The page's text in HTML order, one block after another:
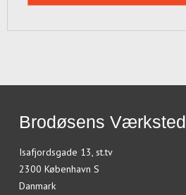
Brodøsens Værksted
Isafjordsgade 13, st.tv
2300 København S
Danmark